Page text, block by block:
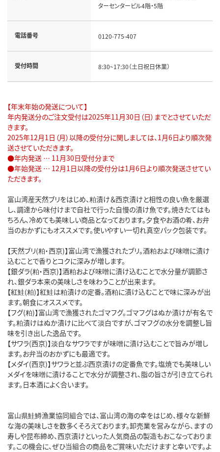
ターセンタービル4階・5階
電話番号 0120-775-407
受付時間 8:30~17:30（土日祝日休業）
【年末年始の発送について】
年内発送分のご注文受付は2025年11月30日（日）までとさせていただ
きます。
2025年12月1日（月）以降の受付分に関しましては、1月6日より順次発
送させていただきます。
●年内発送 … 11月30日受付分まで
●年始発送 … 12月1日以降の受付分は1月6日より順次発送させてい
ただきます。
富山湾産天然ブリをはじめ、粕漬け＆西京漬けと相性の良い魚を厳選
し、調達から味付けまで自社で行った自慢の漬け魚です。焼きたてはも
ちろん、冷めても美味しい商品となっております。夕食やお酒の肴、お弁
当のおかずにもオススメです。使いやすい一切れ真空パック包装です。
【天然ブリ(粕・西京)】富山湾で漁獲されたブリ。酒粕および味噌に漬け
込むことで香りとコクに深みが増します。
【銀ダラ(粕・西京)】酒粕および味噌に漬け込むことで水分量が調節さ
れ、銀ダラ本来の美味しさを味わうことが出来ます。
【紅鮭(粕)】紅鮭は粕漬けの定番。酒粕に漬け込むことで味に深みが出
ます。朝食にオススメです。
【フグ(粕)】富山湾で漁獲されたゴマフグ。ゴマフグはぬか漬けが有名で
す。粕漬けはぬか漬けに比べて淡白ですが、ゴマフグの水分を調整し旨
味を引き出した逸品です。
【サワラ(西京)】淡白なサワラですが味噌に漬け込むことで旨みが増し
ます。お弁当のおかずにも最適です。
【メダイ(西京)】サワラと並ぶ西京漬けの定番魚です。塩焼でも美味しい
メダイを味噌に漬けることで水分が調整され、脂の旨さが引き立てられ
ます。日本酒によく合います。
富山県鮭鱒漁業協同組合では、富山湾の海の幸をはじめ、様々な新鮮
な海の美味しさを数多くそろえております。卸売業を営みながら、ますの
寿しや昆布締め、西京漬けといった人気商品の製造もおこなっておりま
す。この機会に、ぜひ当組合の商品をご賞味いただけますと幸いです。よ